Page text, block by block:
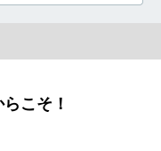
こそ！